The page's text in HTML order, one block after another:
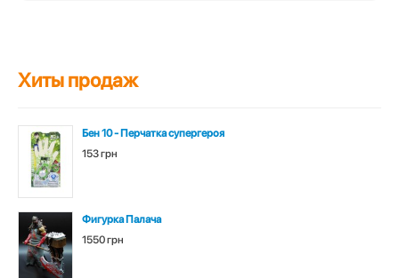
Хиты продаж
Бен 10 - Перчатка супергероя
153 грн
Фигурка Палача
1550 грн